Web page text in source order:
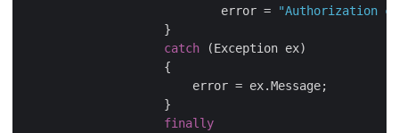
                            error =
"Authorization
                    }
catch (Exception ex)
                    {
                        error = ex.Message;
                    }
finally